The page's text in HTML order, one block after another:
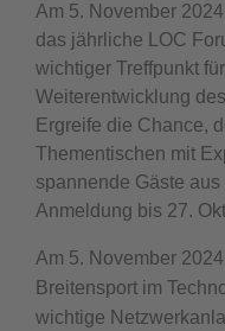
Am 5. November
das jährliche LOC
wichtiger Treffpunkt
Weiterentwicklung
Ergreife die Chance,
Thementischen mit
spannende Gäste
Anmeldung bis 27.
Am 5. November
Breitensport im
wichtige